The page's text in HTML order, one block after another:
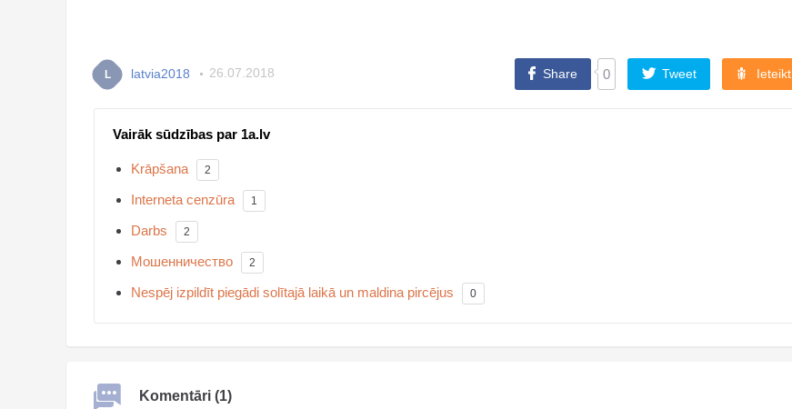
L latvia2018 26.07.2018 Share 0 Tweet Ieteikt
Vairāk sūdzības par 1a.lv
Krāpšana 2
Interneta cenzūra 1
Darbs 2
Мошенничество 2
Nespēj izpildīt piegādi solītajā laikā un maldina pircējus 0
Komentāri (1)